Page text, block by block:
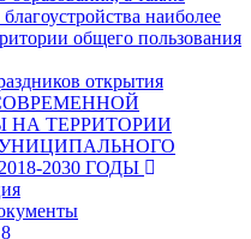
наиболее
общего пользования
открытия
НА ТЕРРИТОРИИ
2030 ГОДЫ